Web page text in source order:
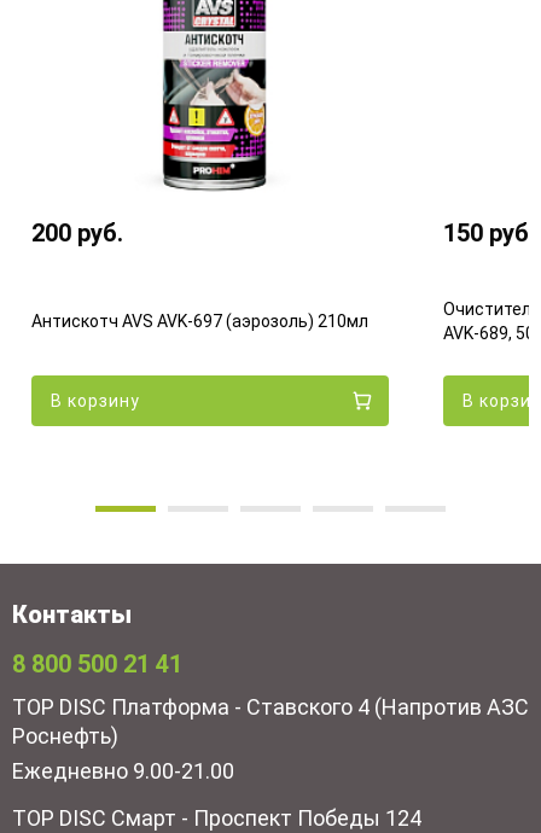
200 руб.
Антискотч AVS AVK-697 (аэрозоль) 210мл
В корзину
150 руб.
AVK-689,
В
Контакты
8 800 500 21 41
TOP DISC Платформа - Ставского 4 (Напротив АЗС
Роснефть)
Ежедневно 9.00-21.00
TOP DISC Смарт - Проспект Победы 124